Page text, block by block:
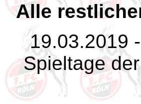
Alle
19.03.2019
Spieltage